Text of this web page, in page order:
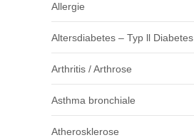
Allergie
Altersdiabetes – Typ ll Diabetes
Arthritis / Arthrose
Asthma bronchiale
Atherosklerose